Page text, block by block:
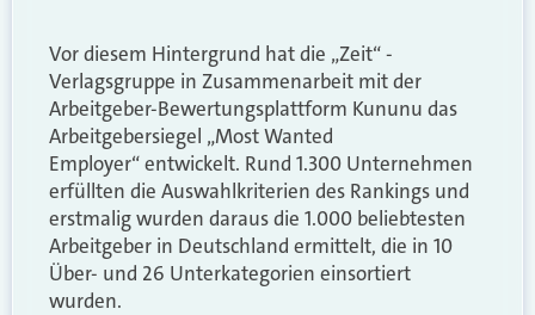
Vor diesem Hintergrund hat die „Zeit“ -
Verlagsgruppe in Zusammenarbeit mit der
Arbeitgeber-Bewertungsplattform Kununu das
Arbeitgebersiegel „Most Wanted
Employer“ entwickelt. Rund 1.300 Unternehmen
erfüllten die Auswahlkriterien des Rankings und
erstmalig wurden daraus die 1.000 beliebtesten
Arbeitgeber in Deutschland ermittelt, die in 10
Über- und 26 Unterkategorien einsortiert
wurden.